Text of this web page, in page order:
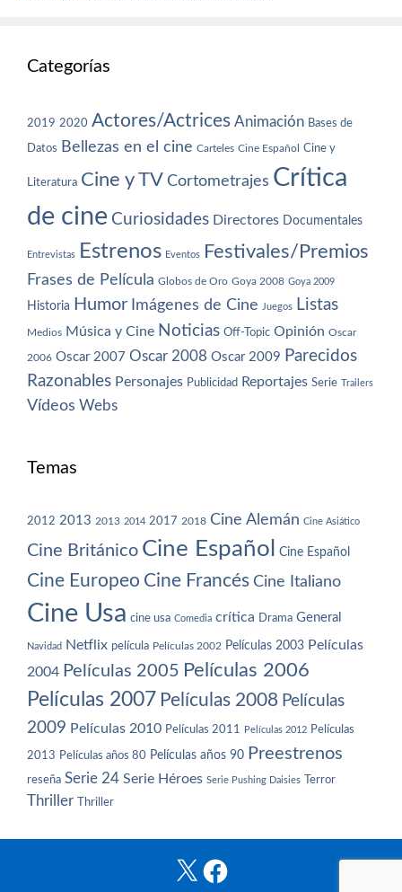
Categorías
2019 2020 Actores/Actrices Animación Bases de
Datos Bellezas en el cine Carteles Cine Español Cine y
Literatura Cine y TV Cortometrajes Crítica
de cine Curiosidades Directores Documentales
Entrevistas Estrenos Eventos Festivales/Premios
Frases de Película Globos de Oro Goya 2008 Goya 2009
Historia Humor Imágenes de Cine Juegos Listas
Medios Música y Cine Noticias Off-Topic Opinión Oscar
2006 Oscar 2007 Oscar 2008 Oscar 2009 Parecidos
Razonables Personajes Publicidad Reportajes Serie Trailers
Vídeos Webs
Temas
2012 2013 2013 2014 2017 2018 Cine Alemán Cine Asiático
Cine Británico Cine Español Cine Español
Cine Europeo Cine Francés Cine Italiano
Cine Usa cine usa Comedia crítica Drama General
Navidad Netflix película Películas 2002 Películas 2003 Películas
2004 Películas 2005 Películas 2006
Películas 2007 Películas 2008 Películas
2009 Películas 2010 Películas 2011 Películas 2012 Películas
2013 Películas años 80 Películas años 90 Preestrenos
reseña Serie 24 Serie Héroes Serie Pushing Daisies Terror
Thriller Thriller
X Facebook